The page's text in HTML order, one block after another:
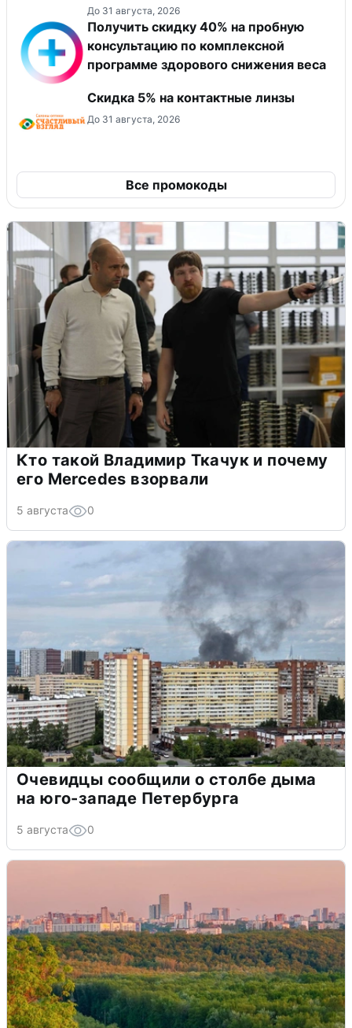
До 31 августа, 2026
Получить скидку 40% на пробную
консультацию по комплексной
программе здорового снижения веса
Скидка 5% на контактные линзы
До 31 августа, 2026
Все промокоды
Кто такой Владимир Ткачук и почему
его Mercedes взорвали
5 августа 0
Очевидцы сообщили о столбе дыма
на юго-западе Петербурга
5 августа 0